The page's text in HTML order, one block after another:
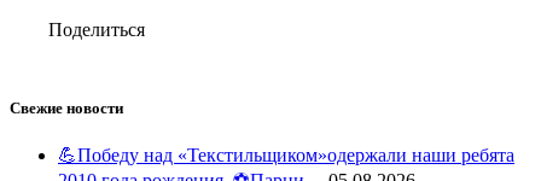
Поделиться
Свежие новости
💪Победу над «Текстильщиком»одержали наши ребята